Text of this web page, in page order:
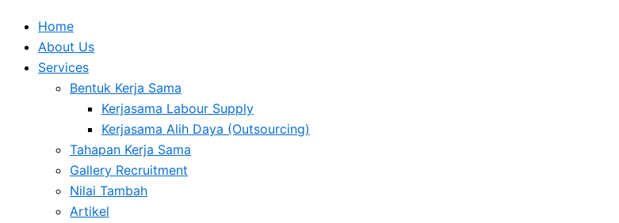
Home
About Us
Services
Bentuk Kerja Sama
Kerjasama Labour Supply
Kerjasama Alih Daya (Outsourcing)
Tahapan Kerja Sama
Gallery Recruitment
Nilai Tambah
Artikel